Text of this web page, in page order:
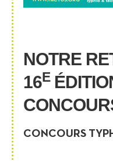
NOTRE
16E
CONCOURS